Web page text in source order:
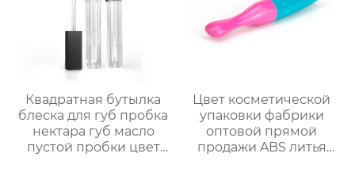
Квадратная бутылка
блеска для губ пробка
нектара губ масло
пустой пробки цвет
Цвет косметической
упаковки фабрики
оптовой прямой
продажи ABS литья